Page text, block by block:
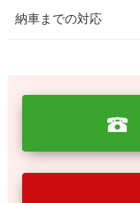
納車までの対応